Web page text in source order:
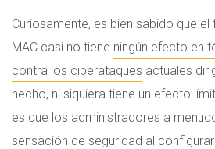
Curiosamente, es bien sabido que
MAC casi no tiene ningún efecto en
contra los ciberataques actuales
hecho, ni siquiera tiene un efecto
es que los administradores a
sensación de seguridad al